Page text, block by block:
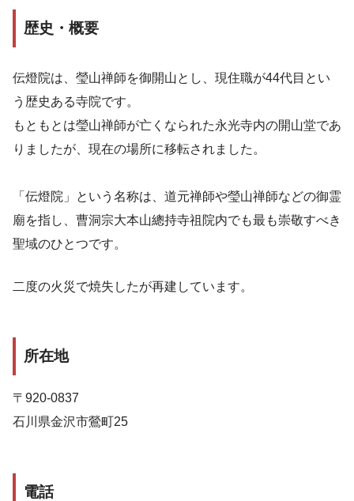
歴史・概要
伝燈院は、瑩山禅師を御開山とし、現住職が44代目とい
う歴史ある寺院です。
もともとは瑩山禅師が亡くなられた永光寺内の開山堂であ
りましたが、現在の場所に移転されました。
「伝燈院」という名称は、道元禅師や瑩山禅師などの御霊
廟を指し、曹洞宗大本山總持寺祖院内でも最も崇敬すべき
聖域のひとつです。
二度の火災で焼失したが再建しています。
所在地
〒920-0837
石川県金沢市鶯町25
電話